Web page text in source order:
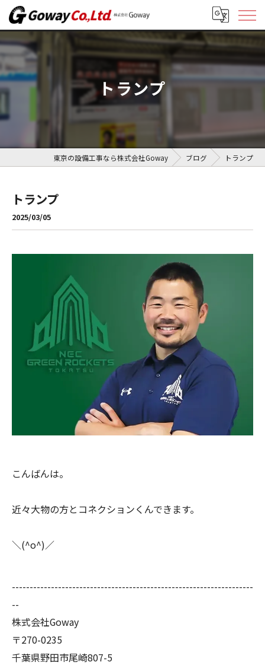
トランプ
東京の設備工事なら株式会社Goway ブログ トランプ
トランプ
2025/03/05
こんばんは。
近々大物の方とコネクションくんできます。
＼(^o^)／
--------------------------------------------------------------------
--
株式会社Goway
〒270-0235
千葉県野田市尾崎807-5